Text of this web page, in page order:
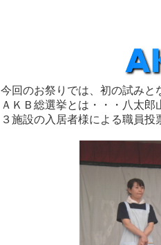
今回のお祭りでは、初の試みと
ＡＫＢ総選挙とは・・・八太
３施設の入居者様による職員投